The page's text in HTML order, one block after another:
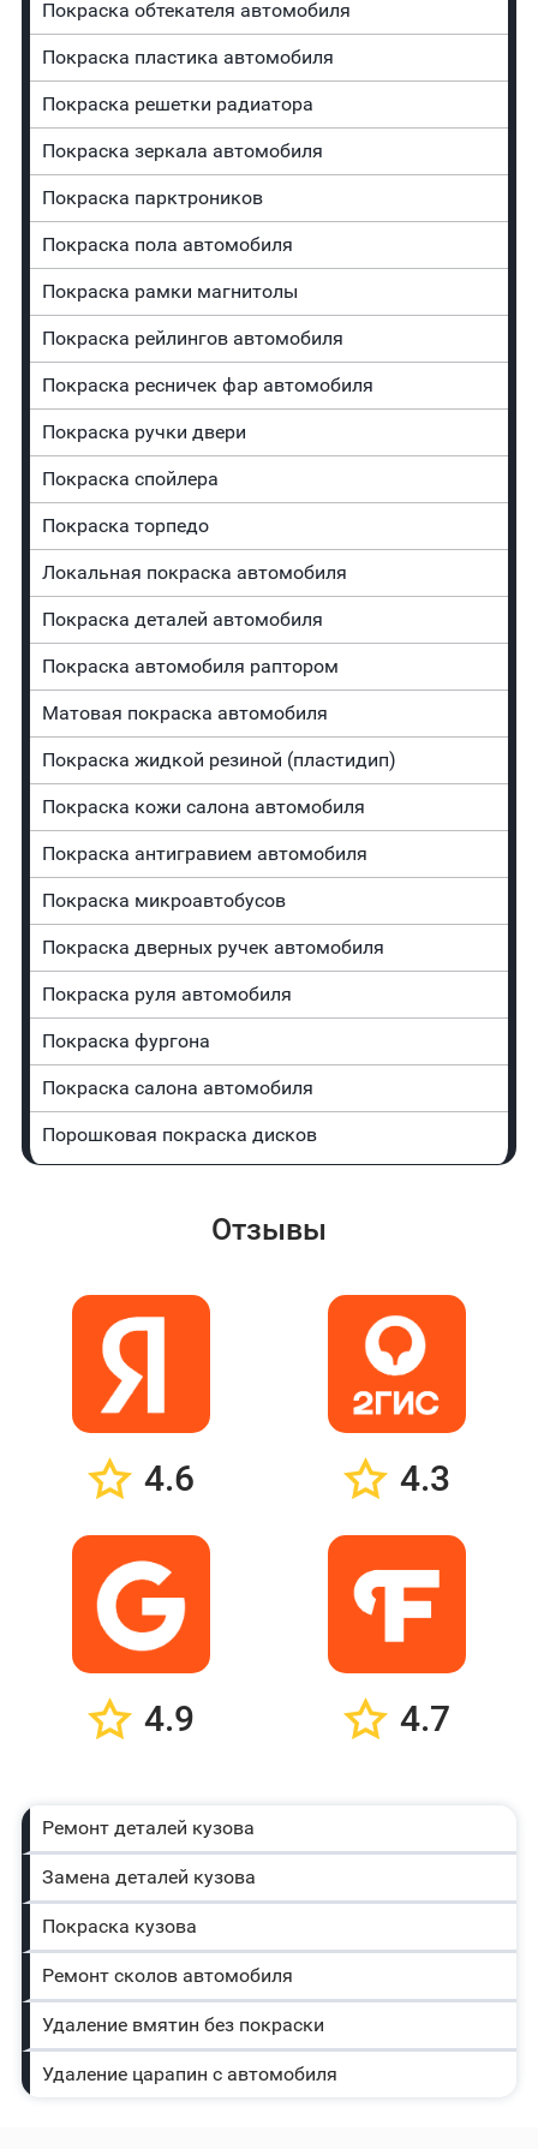
Покраска обтекателя автомобиля
Покраска пластика автомобиля
Покраска решетки радиатора
Покраска зеркала автомобиля
Покраска парктроников
Покраска пола автомобиля
Покраска рамки магнитолы
Покраска рейлингов автомобиля
Покраска ресничек фар автомобиля
Покраска ручки двери
Покраска спойлера
Покраска торпедо
Локальная покраска автомобиля
Покраска деталей автомобиля
Покраска автомобиля раптором
Матовая покраска автомобиля
Покраска жидкой резиной (пластидип)
Покраска кожи салона автомобиля
Покраска антигравием автомобиля
Покраска микроавтобусов
Покраска дверных ручек автомобиля
Покраска руля автомобиля
Покраска фургона
Покраска салона автомобиля
Порошковая покраска дисков
Отзывы
4.6 4.3
4.9 4.7
Ремонт деталей кузова
Замена деталей кузова
Покраска кузова
Ремонт сколов автомобиля
Удаление вмятин без покраски
Удаление царапин с автомобиля